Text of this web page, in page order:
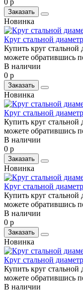
Заказать
Новинка
Круг стальной
Купить круг
можете обратившись
В наличии
0 р
Заказать
Новинка
Круг стальной
Купить круг
можете обратившись
В наличии
0 р
Заказать
Новинка
Круг стальной
Купить круг
можете обратившись
В наличии
0 р
Заказать
Новинка
Круг стальной
Купить круг
можете обратившись
В наличии